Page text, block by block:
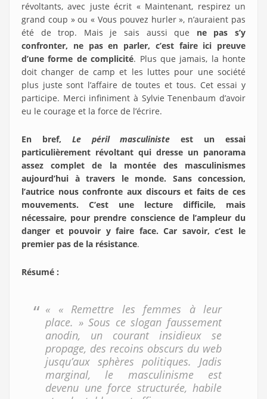
révoltants, avec juste écrit « Maintenant, respirez un
grand coup » ou « Vous pouvez hurler », n’auraient pas
été de trop. Mais je sais aussi que ne pas s’y
confronter, ne pas en parler, c’est faire ici preuve
d’une forme de complicité. Plus que jamais, la honte
doit changer de camp et les luttes pour une société
plus juste sont l’affaire de toutes et tous. Cet essai y
participe. Merci infiniment à Sylvie Tenenbaum d’avoir
eu le courage et la force de l’écrire.
En bref, Le péril masculinisteest un essai
particulièrement révoltant qui dresse un panorama
assez complet de la montée des masculinismes
aujourd’hui à travers le monde. Sans concession,
l’autrice nous confronte aux discours et faits de ces
mouvements. C’est une lecture difficile, mais
nécessaire, pour prendre conscience de l’ampleur du
danger et pouvoir y faire face. Car savoir, c’est le
premier pas de la résistance.
Résumé :
« « Remettre les femmes à leur
place. » Sous ce slogan faussement
anodin, un courant insidieux se
propage, des recoins obscurs du web
jusqu’aux sphères politiques. Jadis
marginal, le masculinisme est
devenu une force structurée, habile